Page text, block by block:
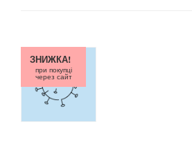
ЗНИЖКА!
при покупці
через сайт